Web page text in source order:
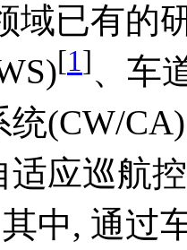
域已有的
[1]、车
(CW/CA)
适应巡航
中, 通过